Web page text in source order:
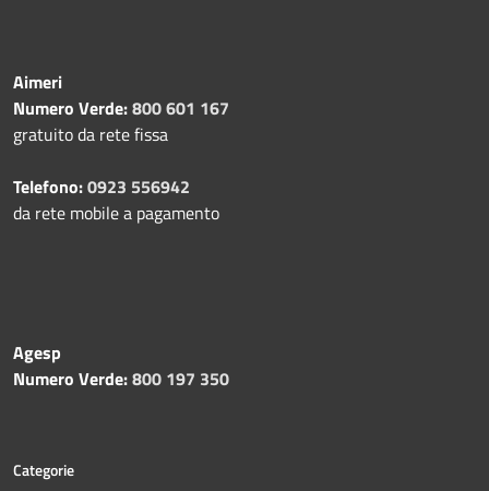
Aimeri
Numero Verde:800 601 167
gratuito da rete fissa
Telefono:0923 556942
da rete mobile a pagamento
Agesp
Numero Verde:800 197 350
Categorie